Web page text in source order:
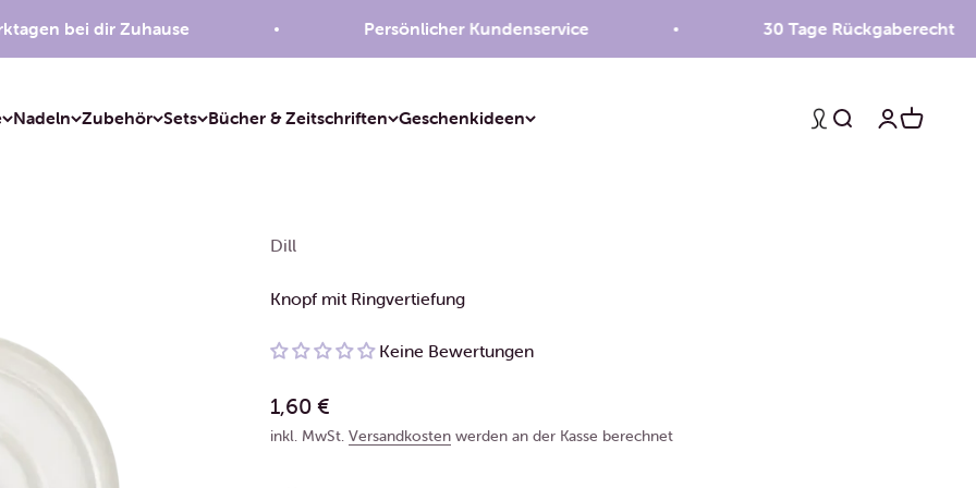
bei dir Zuhause Persönlicher Kundenservice 30 Tage Rückgaberecht
Nadeln Zubehör Sets Bücher & Zeitschriften Geschenkideen
Suche Anmelden
Dill
Knopf mit Ringvertiefung
Keine Bewertungen
Angebot
1,60 €
inkl. MwSt. Versandkosten werden an der Kasse berechnet